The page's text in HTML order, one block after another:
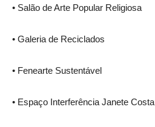
• Salão de Arte Popular Religiosa
• Galeria de Reciclados
• Fenearte Sustentável
• Espaço Interferência Janete Costa